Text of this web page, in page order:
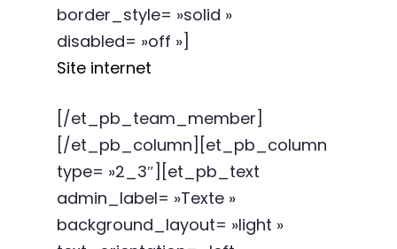
border_style= »solid »
disabled= »off »]
Site internet
[/et_pb_team_member]
[/et_pb_column][et_pb_column
type= »2_3″][et_pb_text
admin_label= »Texte »
background_layout= »light »